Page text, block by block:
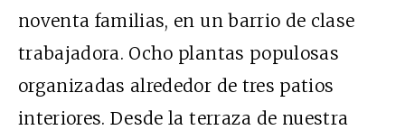
noventa familias, en un barrio de clase
trabajadora. Ocho plantas populosas
organizadas alrededor de tres patios
interiores. Desde la terraza de nuestra